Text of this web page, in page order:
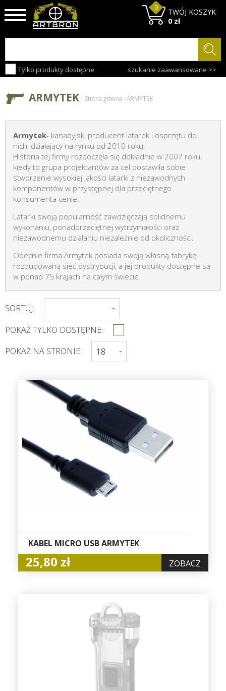
Tylko produkty dostępne szukanie zaawansowane >>
TWÓJ KOSZYK
0
0 zł
ARMYTEK Strona główna ›ARMYTEK
Armytek- kanadyjski producent latarek i osprzętu do
nich, działający na rynku od 2010 roku.
Historia tej firmy rozpoczęła się dokładnie w 2007 roku,
kiedy to grupa projektantów za cel postawiła sobie
stworzenie wysokiej jakości latarki z niezawodnych
komponentów w przystępnej dla przeciętnego
konsumenta cenie.
Latarki swoją popularność zawdzięczają solidnemu
wykonaniu, ponadprzeciętnej wytrzymałości oraz
niezawodnemu działaniu niezależnie od okoliczności.
Obecnie firma Armytek posiada swoją własną fabrykę,
rozbudowaną sieć dystrybucji, a jej produkty dostępne są
w ponad 75 krajach na całym świecie.
SORTUJ:
POKAŻ TYLKO DOSTĘPNE:
POKAŻ NA STRONIE:
KABEL MICRO USB ARMYTEK
25,80 zł ZOBACZ